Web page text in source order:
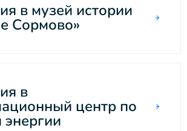
в музей истории
Сормово»
в
центр по